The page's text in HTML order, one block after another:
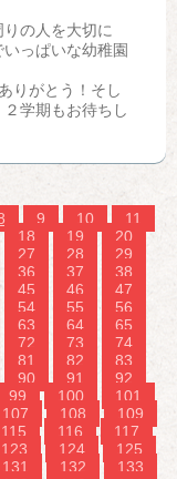
の人を大切に
っぱいな幼稚園
りがとう！そし
学期もお待ちし
9 10
11
18 19
20
27 28
29
36 37
38
45 46
47
54 55
56
63 64
65
72 73
74
81 82
83
90 91
92
99 100
101
107 108
109
115 116
117
123 124
125
131 132
133